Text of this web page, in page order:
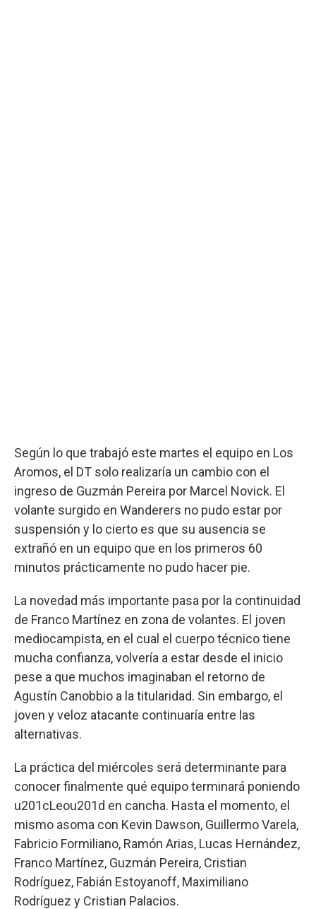
Según lo que trabajó este martes el equipo en Los
Aromos, el DT solo realizaría un cambio con el
ingreso de Guzmán Pereira por Marcel Novick. El
volante surgido en Wanderers no pudo estar por
suspensión y lo cierto es que su ausencia se
extrañó en un equipo que en los primeros 60
minutos prácticamente no pudo hacer pie.
La novedad más importante pasa por la continuidad
de Franco Martínez en zona de volantes. El joven
mediocampista, en el cual el cuerpo técnico tiene
mucha confianza, volvería a estar desde el inicio
pese a que muchos imaginaban el retorno de
Agustín Canobbio a la titularidad. Sin embargo, el
joven y veloz atacante continuaría entre las
alternativas.
La práctica del miércoles será determinante para
conocer finalmente qué equipo terminará poniendo
u201cLeou201d en cancha. Hasta el momento, el
mismo asoma con Kevin Dawson, Guillermo Varela,
Fabricio Formiliano, Ramón Arias, Lucas Hernández,
Franco Martínez, Guzmán Pereira, Cristian
Rodríguez, Fabián Estoyanoff, Maximiliano
Rodríguez y Cristian Palacios.